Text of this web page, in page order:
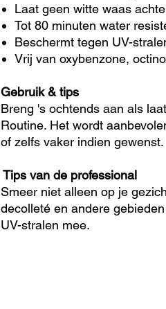
Laat geen witte waas
Tot 80 minuten water
Beschermt tegen UV-
Vrij van oxybenzone,
Gebruik & tips
Breng 's ochtends aan als
Routine. Het wordt
of zelfs vaker indien gewenst.
Tips van de professional
Smeer niet alleen op je
decolleté en andere
UV-stralen mee.